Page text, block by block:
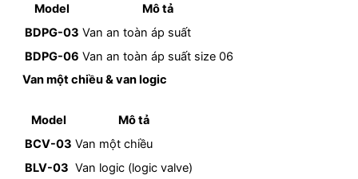
Model
Mô tả
BDPG-03 Van an toàn áp suất
BDPG-06 Van an toàn áp suất size 06
Van một chiều & van logic
Model
Mô tả
BCV-03 Van một chiều
BLV-03 Van logic (logic valve)